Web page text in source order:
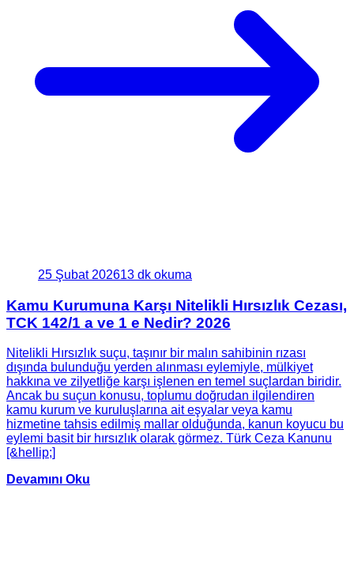
25 Şubat 202613 dk okuma
Kamu Kurumuna Karşı Nitelikli Hırsızlık Cezası,
TCK 142/1 a ve 1 e Nedir? 2026
Nitelikli Hırsızlık suçu, taşınır bir malın sahibinin rızası
dışında bulunduğu yerden alınması eylemiyle, mülkiyet
hakkına ve zilyetliğe karşı işlenen en temel suçlardan biridir.
Ancak bu suçun konusu, toplumu doğrudan ilgilendiren
kamu kurum ve kuruluşlarına ait eşyalar veya kamu
hizmetine tahsis edilmiş mallar olduğunda, kanun koyucu bu
eylemi basit bir hırsızlık olarak görmez. Türk Ceza Kanunu
[&hellip;]
Devamını Oku